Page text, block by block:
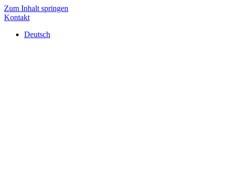
Zum Inhalt springen
Kontakt
Deutsch